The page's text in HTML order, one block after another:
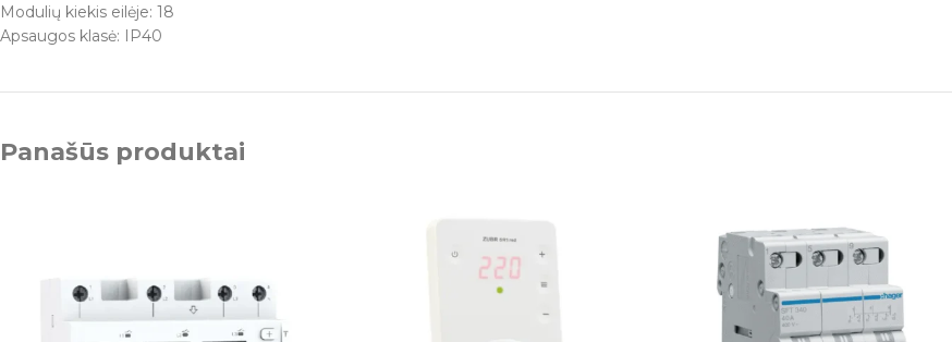
Modulių kiekis eilėje: 18
Apsaugos klasė: IP40
Panašūs produktai